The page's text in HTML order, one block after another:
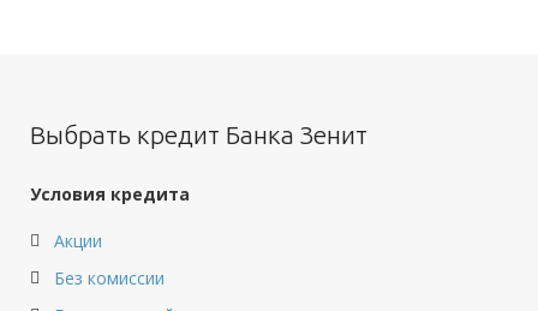
Выбрать кредит Банка Зенит
Условия кредита
Акции
Без комиссии